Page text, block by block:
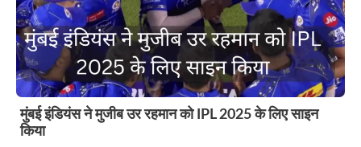
मुंबई इंडियंस ने मुजीब उर रहमान को IPL 2025 के लिए साइन
किया